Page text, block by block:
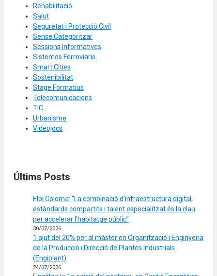
Rehabilitació
Salut
Seguretat i Protecció Civil
Sense Categoritzar
Sessions Informatives
Sistemes Ferroviaris
Smart Cities
Sostenibilitat
Stage Formatius
Telecomunicacions
TIC
Urbanisme
Videojocs
Últims Posts
Eloi Coloma: “La combinació d’infraestructura digital,
estàndards compartits i talent especialitzat és la clau
per accelerar l’habitatge públic”
30/07/2026
1 ajut del 20% per al màster en Organització i Enginyeria
de la Producció i Direcció de Plantes Industrials
(Engiplant)
24/07/2026